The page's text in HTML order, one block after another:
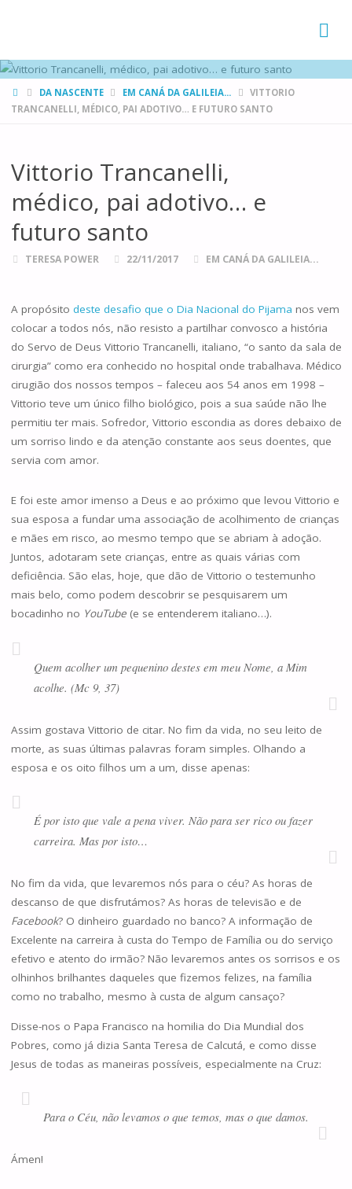
HOMEDA NASCENTE EM CANÁ DA GALILEIA...
VITTORIO
TRANCANELLI, MÉDICO, PAI ADOTIVO… E FUTURO SANTO
Vittorio Trancanelli,
médico, pai adotivo… e
futuro santo
TERESA POWER 22/11/2017 EM CANÁ DA GALILEIA...
A propósito deste desafio que o Dia Nacional do Pijama nos vem
colocar a todos nós, não resisto a partilhar convosco a história
do Servo de Deus Vittorio Trancanelli, italiano, “o santo da sala de
cirurgia” como era conhecido no hospital onde trabalhava. Médico
cirugião dos nossos tempos – faleceu aos 54 anos em 1998 –
Vittorio teve um único filho biológico, pois a sua saúde não lhe
permitiu ter mais. Sofredor, Vittorio escondia as dores debaixo de
um sorriso lindo e da atenção constante aos seus doentes, que
servia com amor.
E foi este amor imenso a Deus e ao próximo que levou Vittorio e
sua esposa a fundar uma associação de acolhimento de crianças
e mães em risco, ao mesmo tempo que se abriam à adoção.
Juntos, adotaram sete crianças, entre as quais várias com
deficiência. São elas, hoje, que dão de Vittorio o testemunho
mais belo, como podem descobrir se pesquisarem um
bocadinho no YouTube(e se entenderem italiano…).
Quem acolher um pequenino destes em meu Nome, a Mim
acolhe. (Mc 9, 37)
Assim gostava Vittorio de citar. No fim da vida, no seu leito de
morte, as suas últimas palavras foram simples. Olhando a
esposa e os oito filhos um a um, disse apenas:
É por isto que vale a pena viver. Não para ser rico ou fazer
carreira. Mas por isto…
No fim da vida, que levaremos nós para o céu? As horas de
descanso de que disfrutámos? As horas de televisão e de
Facebook? O dinheiro guardado no banco? A informação de
Excelente na carreira à custa do Tempo de Família ou do serviço
efetivo e atento do irmão? Não levaremos antes os sorrisos e os
olhinhos brilhantes daqueles que fizemos felizes, na família
como no trabalho, mesmo à custa de algum cansaço?
Disse-nos o Papa Francisco na homilia do Dia Mundial dos
Pobres, como já dizia Santa Teresa de Calcutá, e como disse
Jesus de todas as maneiras possíveis, especialmente na Cruz:
Para o Céu, não levamos o que temos, mas o que damos.
Ámen!